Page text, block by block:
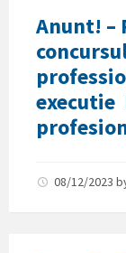
Anunt! –
executie
08/12/2023